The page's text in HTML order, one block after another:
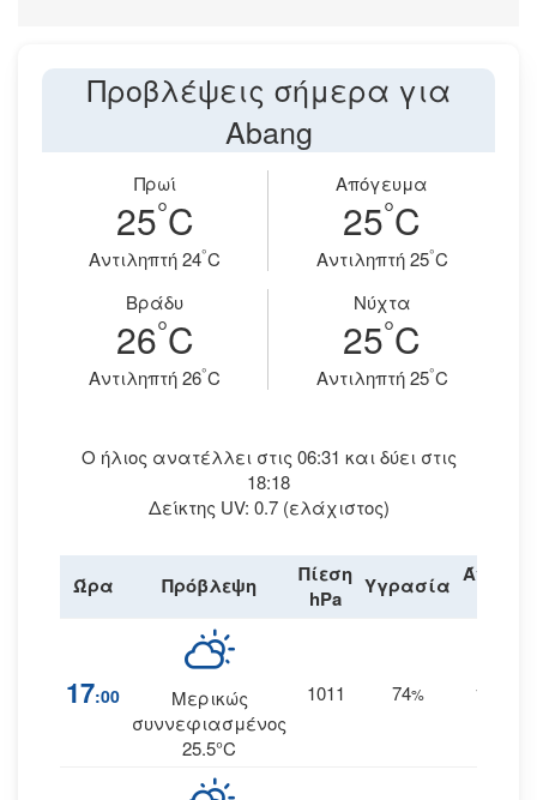
Προβλέψεις σήμερα για
Abang
Πρωί
25°C
Aντιληπτή 24°C
Απόγευμα
25°C
Aντιληπτή 25°C
Βράδυ
26°C
Aντιληπτή 26°C
Νύχτα
25°C
Aντιληπτή 25°C
Ο ήλιος ανατέλλει στις 06:31 και δύει στις
18:18
Δείκτης UV: 0.7 (ελάχιστος)
Ώρα Πρόβλεψη
Πίεση
hPa
Υγρασία Άνεμος
17:00
Μερικώς
συννεφιασμένος
25.5°C
1011 74% 19